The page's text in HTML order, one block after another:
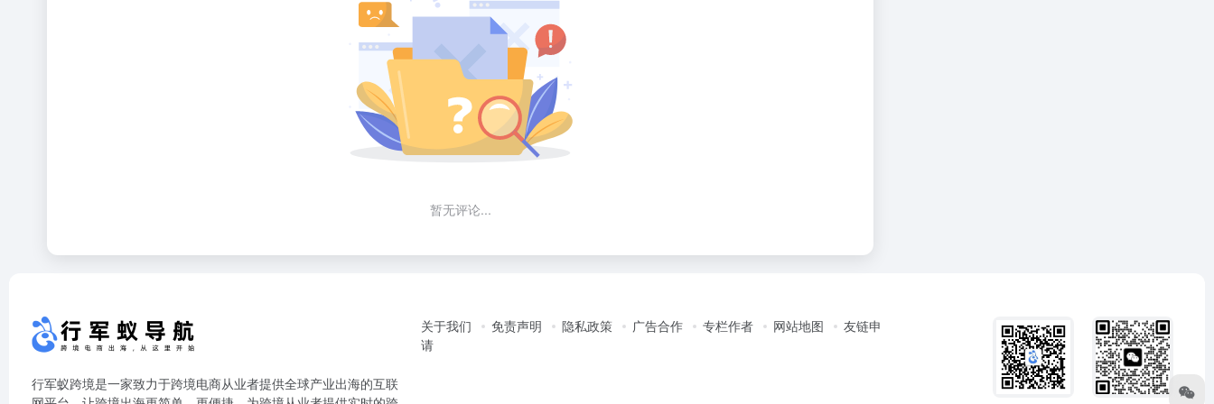
暂无评论...
行军蚁跨境是一家致力于跨境电商从业者提供全球产业出海的互联
关于我们 免责声明 隐私政策 广告合作 专栏作者 网站地图
友链申
请